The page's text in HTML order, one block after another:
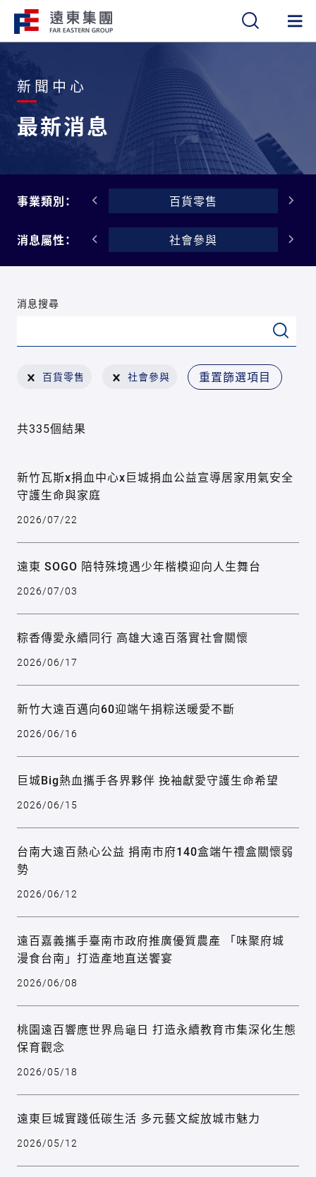
繁 簡 EN
新聞中心
最新消息
事業類別：
融服務 百貨零售
消息屬性：
司治理 社會參與
消息搜尋
百貨零售 社會參與 重置篩選項目
共335個結果
新竹瓦斯x捐血中心x巨城捐血公益宣導居家用氣安全
守護生命與家庭
2026/07/22
遠東 SOGO 陪特殊境遇少年楷模迎向人生舞台
2026/07/03
粽香傳愛永續同行 高雄大遠百落實社會關懷
2026/06/17
新竹大遠百邁向60迎端午捐粽送暖愛不斷
2026/06/16
巨城Big熱血攜手各界夥伴 挽袖獻愛守護生命希望
2026/06/15
台南大遠百熱心公益 捐南市府140盒端午禮盒關懷弱
勢
2026/06/12
遠百嘉義攜手臺南市政府推廣優質農產 「味聚府城
漫食台南」打造產地直送饗宴
2026/06/08
桃園遠百響應世界烏龜日 打造永續教育市集深化生態
保育觀念
2026/05/18
遠東巨城實踐低碳生活 多元藝文綻放城市魅力
2026/05/12